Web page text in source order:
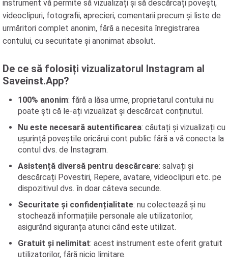
instrument vă permite să vizualizați și să descărcați povești,
videoclipuri, fotografii, aprecieri, comentarii precum și liste de
urmăritori complet anonim, fără a necesita înregistrarea
contului, cu securitate și anonimat absolut.
De ce să folosiți vizualizatorul Instagram al
Saveinst.App?
100% anonim: fără a lăsa urme, proprietarul contului nu
poate ști că le-ați vizualizat și descărcat conținutul.
Nu este necesară autentificarea: căutați și vizualizați cu
ușurință poveștile oricărui cont public fără a vă conecta la
contul dvs. de Instagram.
Asistență diversă pentru descărcare: salvați și
descărcați Povestiri, Repere, avatare, videoclipuri etc. pe
dispozitivul dvs. în doar câteva secunde.
Securitate și confidențialitate: nu colectează și nu
stochează informațiile personale ale utilizatorilor,
asigurând siguranța atunci când este utilizat.
Gratuit și nelimitat: acest instrument este oferit gratuit
utilizatorilor, fără nicio limitare.